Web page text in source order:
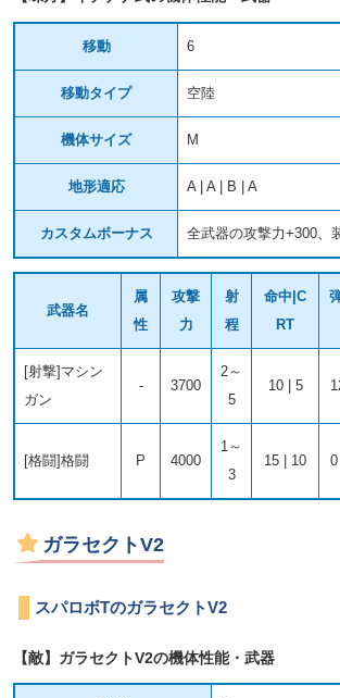
移動 6
移動タイプ 空陸
機体サイズ M
地形適応 A | A | B | A
カスタムボーナス 全武器の攻撃力+300、
武器名
属
性
攻撃
力
射
程
命中|C
RT
[射撃]マシン
ガン
- 3700
2～
5
10 | 5
[格闘]格闘 P 4000
1～
3
15 | 10
ガラセクトV2
スパロボTのガラセクトV2
【敵】ガラセクトV2の機体性能・武器